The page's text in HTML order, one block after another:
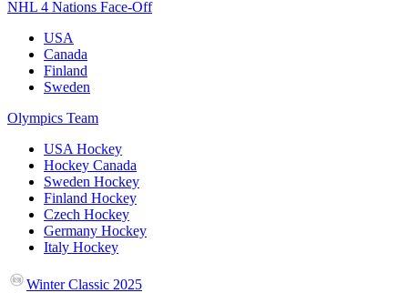
NHL 4 Nations Face-Off
USA
Canada
Finland
Sweden
Olympics Team
USA Hockey
Hockey Canada
Sweden Hockey
Finland Hockey
Czech Hockey
Germany Hockey
Italy Hockey
Winter Classic 2025